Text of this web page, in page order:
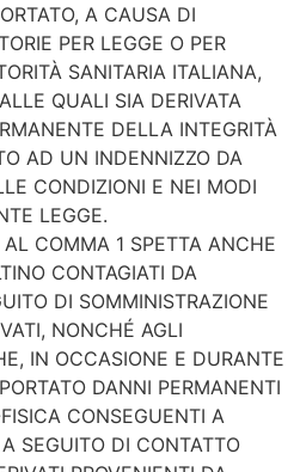
A CAUSA DI
PER LEGGE O PER
SANITARIA ITALIANA,
QUALI SIA DERIVATA
DELLA INTEGRITÀ
AD UN INDENNIZZO DA
CONDIZIONI E NEI MODI
LEGGE.
COMMA 1 SPETTA ANCHE
CONTAGIATI DA
DI SOMMINISTRAZIONE
NONCHÉ AGLI
IN OCCASIONE E DURANTE
DANNI PERMANENTI
CONSEGUENTI A
SEGUITO DI CONTATTO